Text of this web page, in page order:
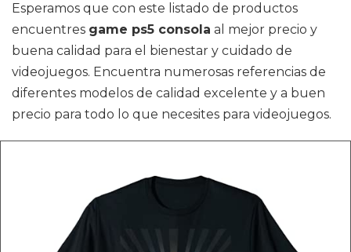
Esperamos que con este listado de productos
encuentres game ps5 consola al mejor precio y
buena calidad para el bienestar y cuidado de
videojuegos. Encuentra numerosas referencias de
diferentes modelos de calidad excelente y a buen
precio para todo lo que necesites para videojuegos.